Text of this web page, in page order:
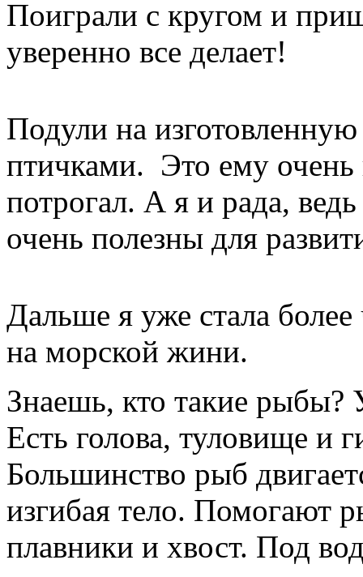
Поиграли с кругом и
уверенно все делает!
Подули на
птичками. Это ему очень
потрогал. А я и рада,
очень полезны для
Дальше я уже стала
на морской жини.
Знаешь, кто такие рыбы?
Есть голова, туловище и
Большинство рыб
изгибая тело. Помогают
плавники и хвост. Под